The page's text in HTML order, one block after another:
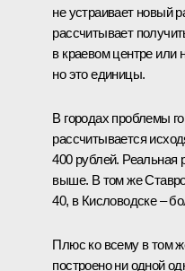
не устраивает новый
рассчитывает
в краевом центре или
но это единицы.
В городах проблемы
рассчитывается
400 рублей. Реальная
выше. В том же
40, в Кисловодске –
Плюс ко всему в том
построено ни одной